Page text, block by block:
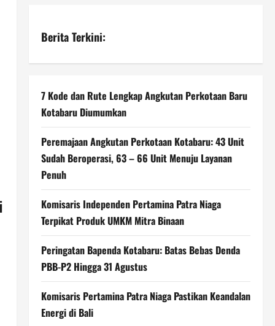
Berita Terkini:
7 Kode dan Rute Lengkap Angkutan Perkotaan Baru
Kotabaru Diumumkan
Peremajaan Angkutan Perkotaan Kotabaru: 43 Unit
Sudah Beroperasi, 63 – 66 Unit Menuju Layanan
Penuh
Komisaris Independen Pertamina Patra Niaga
Terpikat Produk UMKM Mitra Binaan
Peringatan Bapenda Kotabaru: Batas Bebas Denda
PBB-P2 Hingga 31 Agustus
Komisaris Pertamina Patra Niaga Pastikan Keandalan
Energi di Bali